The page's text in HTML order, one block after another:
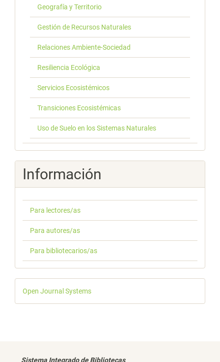
Geografía y Territorio
Gestión de Recursos Naturales
Relaciones Ambiente-Sociedad
Resiliencia Ecológica
Servicios Ecosistémicos
Transiciones Ecosistémicas
Uso de Suelo en los Sistemas Naturales
Información
Para lectores/as
Para autores/as
Para bibliotecarios/as
Desarrollado
por
Open Journal Systems
Sistema Integrado de Bibliotecas